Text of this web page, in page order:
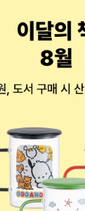
제+추천 혜택모음
최근 본 상품
티켓 1544-
eBook 1:1문의/채팅상
예스이십사(주) 사업자
개인정보처리방침
버전
회사소개
거